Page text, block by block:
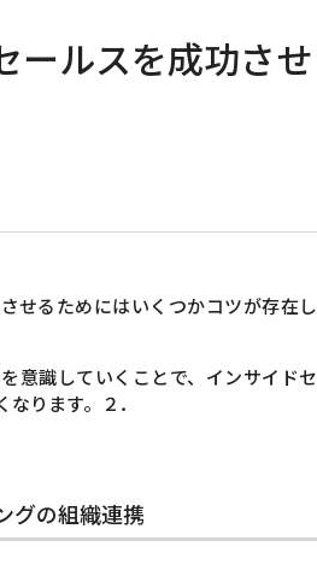
ールスを成功させ
せるためにはいくつかコツが存在し
意識していくことで、インサイドセ
ります。２．
グの組織連携